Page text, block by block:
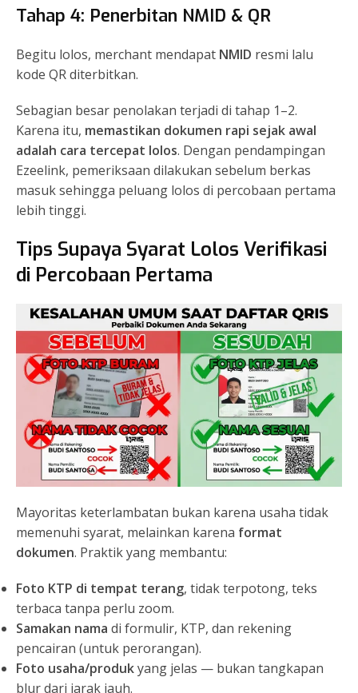
Tahap 4: Penerbitan NMID & QR
Begitu lolos, merchant mendapat NMID resmi lalu
kode QR diterbitkan.
Sebagian besar penolakan terjadi di tahap 1–2.
Karena itu, memastikan dokumen rapi sejak awal
adalah cara tercepat lolos. Dengan pendampingan
Ezeelink, pemeriksaan dilakukan sebelum berkas
masuk sehingga peluang lolos di percobaan pertama
lebih tinggi.
Tips Supaya Syarat Lolos Verifikasi
di Percobaan Pertama
Mayoritas keterlambatan bukan karena usaha tidak
memenuhi syarat, melainkan karena format
dokumen. Praktik yang membantu:
Foto KTP di tempat terang, tidak terpotong, teks
terbaca tanpa perlu zoom.
Samakan nama di formulir, KTP, dan rekening
pencairan (untuk perorangan).
Foto usaha/produkyang jelas — bukan tangkapan
blur dari jarak jauh.